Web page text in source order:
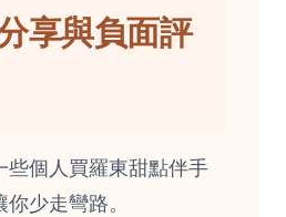
享與負面評
些個人買羅東甜點伴手
少走彎路。